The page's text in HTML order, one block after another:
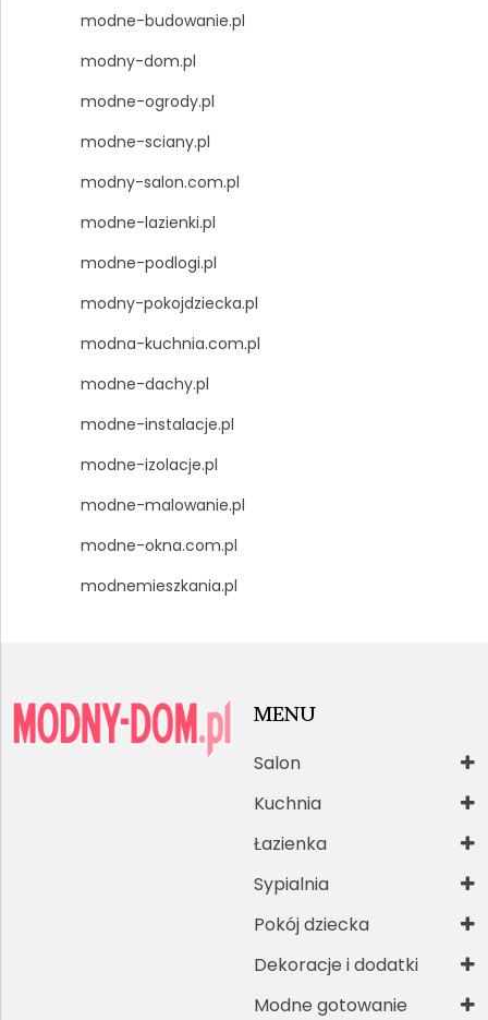
modne-budowanie.pl
modny-dom.pl
modne-ogrody.pl
modne-sciany.pl
modny-salon.com.pl
modne-lazienki.pl
modne-podlogi.pl
modny-pokojdziecka.pl
modna-kuchnia.com.pl
modne-dachy.pl
modne-instalacje.pl
modne-izolacje.pl
modne-malowanie.pl
modne-okna.com.pl
modnemieszkania.pl
MENU
Salon
Kuchnia
Łazienka
Sypialnia
Pokój dziecka
Dekoracje i dodatki
Modne gotowanie